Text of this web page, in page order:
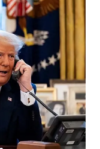
奋力开创中国式现代化建设新局面